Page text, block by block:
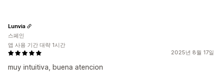
2025년 8월 17일
muy intuitiva, buena atencion
Lunvia
스페인
앱 사용 기간 대략 1시간